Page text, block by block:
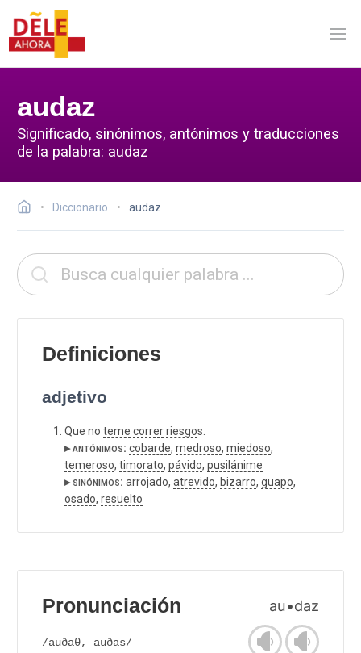
audaz
Significado, sinónimos, antónimos y traducciones
de la palabra: audaz
Diccionario audaz
Definiciones
adjetivo
Que no teme correrriesgos.
▸ antónimos: cobarde, medroso, miedoso,
temeroso, timorato, pávido, pusilánime
▸ sinónimos: arrojado, atrevido, bizarro, guapo,
osado, resuelto
Pronunciación au•daz
/auðaθ, auðas/